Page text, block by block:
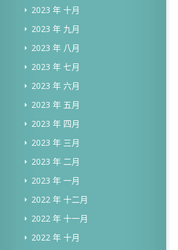
2023 年 十月
2023 年 九月
2023 年 八月
2023 年 七月
2023 年 六月
2023 年 五月
2023 年 四月
2023 年 三月
2023 年 二月
2023 年 一月
2022 年 十二月
2022 年 十一月
2022 年 十月